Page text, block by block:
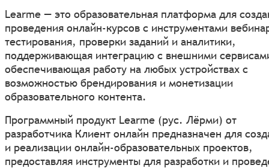
Learme — это образовательная платформа для
проведения онлайн-курсов с инструментами
тестирования, проверки заданий и аналитики,
поддерживающая интеграцию с внешними
обеспечивающая работу на любых устройствах с
возможностью брендирования и монетизации
образовательного контента.
Программный продукт Learme (рус. Лёрми) от
разработчика Клиент онлайн предназначен для
и реализации онлайн-образовательных проектов,
предоставляя инструменты для разработки и